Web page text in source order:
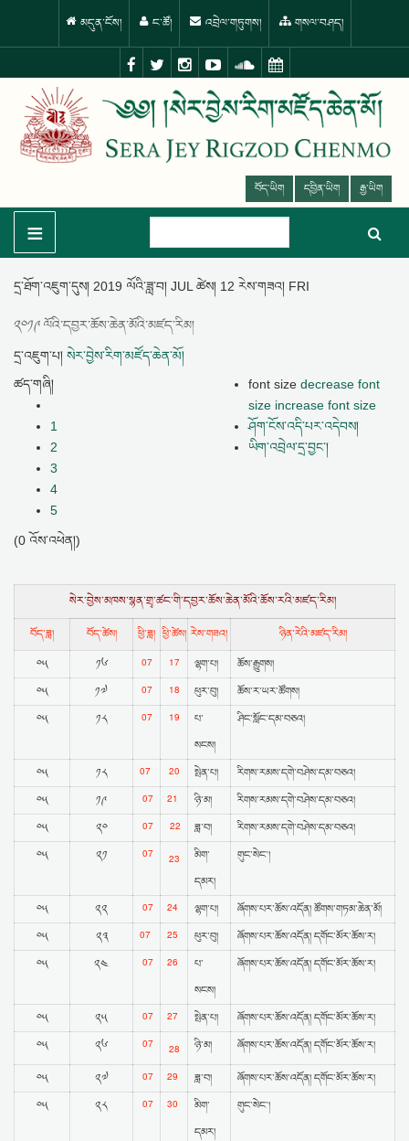
མདུན་ངོས། ང་ཚོ། འབྲེལ་གཏུགས། གསལ་བཤད།
བོད་ཡིག དབྱིན་ཡིག རྒྱ་ཡིག
≡
དྲ་ཐོག་འཇུག་དུས། 2019 ལོའི་ཟླ་བ། JUL ཚེས། 12 རེས་གཟའ། FRI
༢༠༡༩ ལོའི་དབྱར་ཆོས་ཆེན་མོའི་མཛད་རིམ།
དྲ་འཇུག་པ། སེར་བྱེས་རིག་མཛོད་ཆེན་མོ།
font size decrease font
size increase font size
ཤོག་ངོས་འདི་པར་འདེབས།
ཡིག་འབྲེལ་དྲ་བྱང་།
ཚད་གཞི།
1
2
3
4
5
(0 འོས་འཕེན།)
སེར་བྱེས་མཁས་སྙན་གྲྭ་ཚང་གི་དབྱར་ཆོས་ཆེན་མོའི་ཆོས་རའི་མཛད་རིམ།
བོད་ཟླ། བོད་ཚེས། ཕྱི་ཟླ། ཕྱི་ཚེས། རེས་གཟའ།
ཉིན་རེའི་མཛད་རིམ།
༠༥
༡༦ 07 17 ལྷག་པ།
ཆོས་རྒྱུགས།
༠༥
༡༧ 07 18 ཕུར་བུ།
ཆོས་ར་ཡར་ཚོགས།
༠༥
༡༨ 07 19
པ་
སངས།
ཤིང་སློང་དམ་བཅའ།
༠༥ ༡༨ 07 20 སྤེན་པ།
རིགས་རམས་དགེ་བཤེས་དམ་བཅའ།
༠༥
༡༩ 07 21 ཉི་མ།
རིགས་རམས་དགེ་བཤེས་དམ་བཅའ།
༠༥
༢༠ 07 22 ཟླ་བ།
རིགས་རམས་དགེ་བཤེས་དམ་བཅའ།
༠༥
༢༡ 07 23
མིག་
དམར།
གུང་སེང་།
༠༥ ༢༢ 07 24 ལྷག་པ།
ཞོགས་པར་ཆོས་འདོན། ཚོགས་གཏམ་ཆེན་མོ།
༠༥
༢༣ 07 25 ཕུར་བུ།
ཞོགས་པར་ཆོས་འདོན། དགོང་མོར་ཆོས་ར།
༠༥
༢༤ 07 26
པ་
སངས།
ཞོགས་པར་ཆོས་འདོན། དགོང་མོར་ཆོས་ར།
༠༥ ༢༥ 07 27 སྤེན་པ།
ཞོགས་པར་ཆོས་འདོན། དགོང་མོར་ཆོས་ར།
༠༥
༢༦ 07 28 ཉི་མ། ཞོགས་པར་ཆོས་འདོན། དགོང་མོར་ཆོས་ར།
༠༥ ༢༧ 07 29 ཟླ་བ།
ཞོགས་པར་ཆོས་འདོན། དགོང་མོར་ཆོས་ར།
༠༥
༢༨ 07 30
མིག་
དམར།
གུང་སེང་།